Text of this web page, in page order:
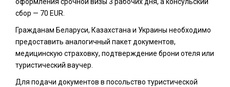
сбор — 70 EUR.
Гражданам Беларуси, Казахстана и Украины необходимо
предоставить аналогичный пакет документов,
медицинскую страховку, подтверждение брони отеля или
туристический ваучер.
Для подачи документов в посольство туристической